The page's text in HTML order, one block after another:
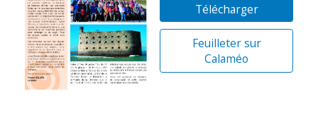
Télécharger
Feuilleter sur
Calaméo